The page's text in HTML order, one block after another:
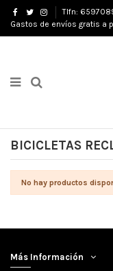
Tlfn:
Gastos de envíos gratis a
BICICLETAS
No hay productos
Más Información